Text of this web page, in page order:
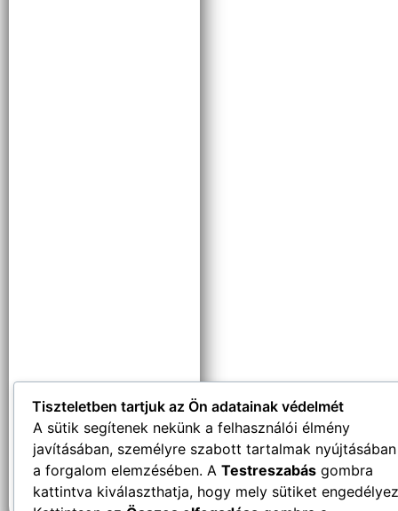
Tiszteletben tartjuk az Ön adatainak védelmét
A sütik segítenek nekünk a felhasználói élmény
javításában, személyre szabott tartalmak
a forgalom elemzésében. A Testreszabás gombra
kattintva kiválaszthatja, hogy mely sütiket